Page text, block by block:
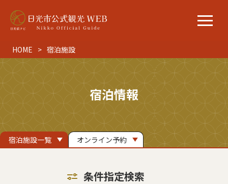
HOME 宿泊施設
宿泊情報
宿泊施設一覧 オンライン予約
条件指定検索